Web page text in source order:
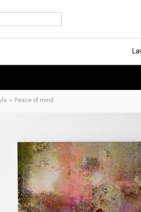
Peace of mind